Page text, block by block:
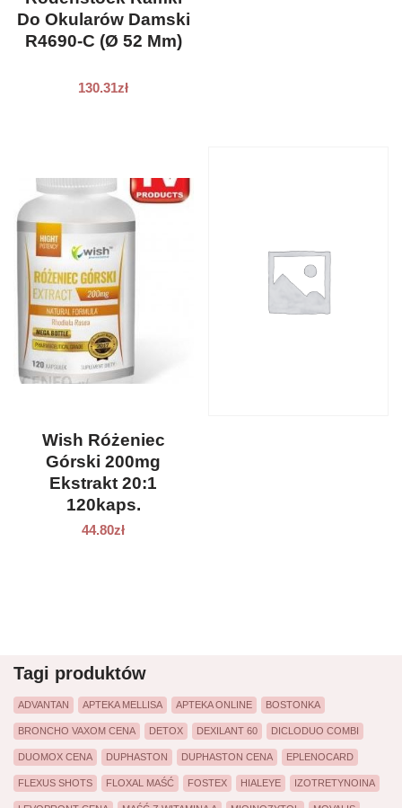
Do Okularów Damski
R4690-C (Ø 52 Mm)
130.31zł
Wish Różeniec
Górski 200mg
Ekstrakt 20:1
120kaps.
44.80zł
Tagi produktów
ADVANTAN APTEKA MELLISA APTEKA ONLINE BOSTONKA
BRONCHO VAXOM CENA DETOX DEXILANT 60 DICLODUO COMBI
DUOMOX CENA DUPHASTON DUPHASTON CENA EPLENOCARD
FLEXUS SHOTS FLOXAL MAŚĆ FOSTEX HIALEYE IZOTRETYNOINA